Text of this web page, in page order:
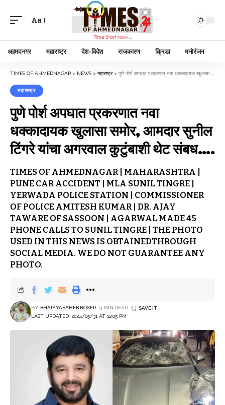
Aa
अहमदनगर महाराष्ट्र देश-विदेश राजकारण क्रिडा मनोरंजन
TIMES OF AHMEDNAGAR > NEWS > महाराष्ट्र> पुणे पोर्श अपघात प्रकरणात नवा धक्कादायक खुलासा समोर, आमदार सुनील टिंगरे यांचा अगरवाल कुटुंबाशी थेट संबध….
महाराष्ट्र
पुणे पोर्श अपघात प्रकरणात नवा
धक्कादायक खुलासा समोर, आमदार सुनील
टिंगरे यांचा अगरवाल कुटुंबाशी थेट संबध….
TIMES OF AHMEDNAGAR | MAHARASHTRA |
PUNE CAR ACCIDENT | MLA SUNIL TINGRE |
YERWADA POLICE STATION | COMMISSIONER
OF POLICE AMITESH KUMAR | DR. AJAY
TAWARE OF SASSOON | AGARWAL MADE 45
PHONE CALLS TO SUNIL TINGRE | THE PHOTO
USED IN THIS NEWS IS OBTAINEDTHROUGH
SOCIAL MEDIA. WE DO NOT GUARANTEE ANY
PHOTO.
LAST UPDATED: 2024/05/31 AT 12:05 PM
BY BHAIYYASAHEB BOXER 3 MIN READ